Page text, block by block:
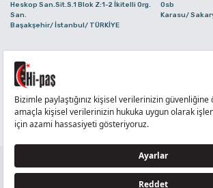
Heskop San.Sit.S.1 Blok Z:1-2 İkitelli Org.
San.
Başakşehir/ İstanbul/ TÜRKİYE
Osb
Karasu/
Alaaddinbey Mah. Ayfatma Cad. No.11 A/C
Sam.3 Plaza B Blok Nilüfer/ Bursa/
TÜRKİYE
TELEFON
TÜM HAKLARI Hİ-PAŞ PLASTİK EŞYA TİC. VE SAN. LTD. ŞTİ..’E
Tedarikçi ve İş Ortakları Aydınlatma Metni - Ziyaretçi Aydınlatma